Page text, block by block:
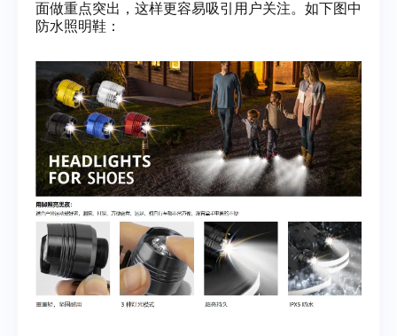
面做重点突出，这样更容易吸引用户关注。如下图中
防水照明鞋：